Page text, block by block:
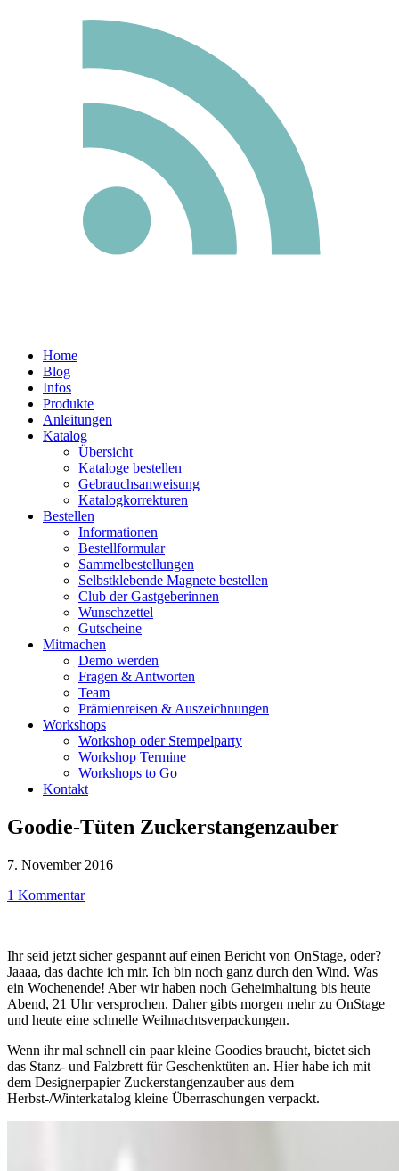
Home
Blog
Infos
Produkte
Anleitungen
Katalog
Übersicht
Kataloge bestellen
Gebrauchsanweisung
Katalogkorrekturen
Bestellen
Informationen
Bestellformular
Sammelbestellungen
Selbstklebende Magnete bestellen
Club der Gastgeberinnen
Wunschzettel
Gutscheine
Mitmachen
Demo werden
Fragen & Antworten
Team
Prämienreisen & Auszeichnungen
Workshops
Workshop oder Stempelparty
Workshop Termine
Workshops to Go
Kontakt
Goodie-Tüten Zuckerstangenzauber
7. November 2016
1 Kommentar
Ihr seid jetzt sicher gespannt auf einen Bericht von OnStage, oder?
Jaaaa, das dachte ich mir. Ich bin noch ganz durch den Wind. Was
ein Wochenende! Aber wir haben noch Geheimhaltung bis heute
Abend, 21 Uhr versprochen. Daher gibts morgen mehr zu OnStage
und heute eine schnelle Weihnachtsverpackungen.
Wenn ihr mal schnell ein paar kleine Goodies braucht, bietet sich
das Stanz- und Falzbrett für Geschenktüten an. Hier habe ich mit
dem Designerpapier Zuckerstangenzauber aus dem
Herbst-/Winterkatalog kleine Überraschungen verpackt.